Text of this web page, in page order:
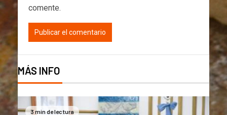
comente.
MÁS INFO
3 min de lectura